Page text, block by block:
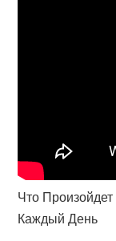
Что
Каждый День